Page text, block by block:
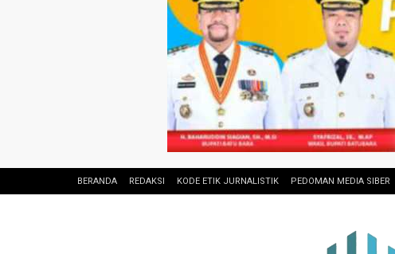
BERANDA REDAKSI KODE ETIK JURNALISTIK PEDOMAN MEDIA SIBER